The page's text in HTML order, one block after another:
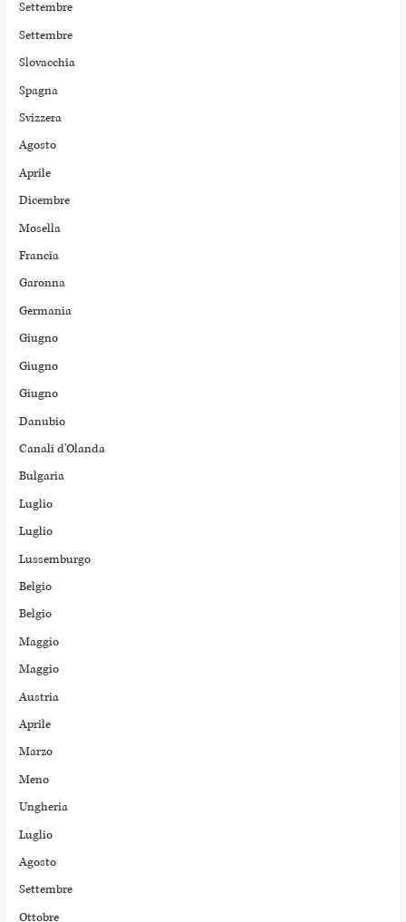
Settembre
Settembre
Slovacchia
Spagna
Svizzera
Agosto
Aprile
Dicembre
Mosella
Francia
Garonna
Germania
Giugno
Giugno
Giugno
Danubio
Canali d'Olanda
Bulgaria
Luglio
Luglio
Lussemburgo
Belgio
Belgio
Maggio
Maggio
Austria
Aprile
Marzo
Meno
Ungheria
Luglio
Agosto
Settembre
Ottobre